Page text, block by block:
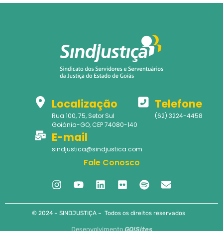
Localização
Rua 100, 75, Setor Sul
Goiânia-GO, CEP 74080-140
Telefone
(62) 3224-4458
E-mail
sindjustica@sindjustica.com
Fale Conosco
© 2024 – SINDJUSTIÇA – Todos os direitos reservados
Desenvolvimento GO!Sites